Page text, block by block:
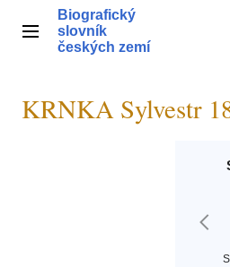
obsahHlavní menu
Biografický
slovník
českých zemí
KRNKA Sylvestr